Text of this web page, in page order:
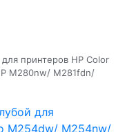
принтеров HP Color
M280nw/ M281fdn/